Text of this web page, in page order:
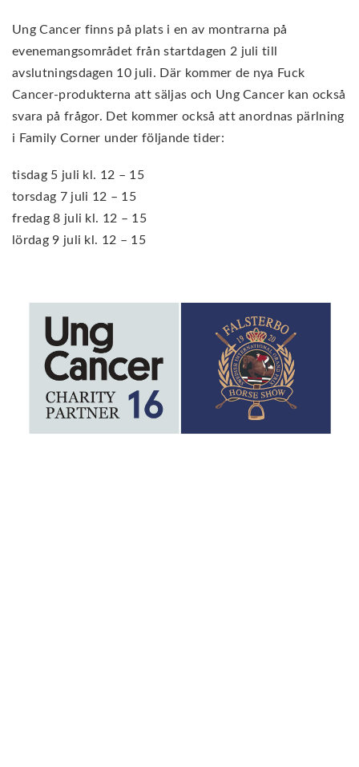
Ung Cancer finns på plats i en av montrarna på
evenemangsområdet från startdagen 2 juli till
avslutningsdagen 10 juli. Där kommer de nya Fuck
Cancer-produkterna att säljas och Ung Cancer kan också
svara på frågor. Det kommer också att anordnas pärlning
i Family Corner under följande tider:
tisdag 5 juli kl. 12 – 15
torsdag 7 juli 12 – 15
fredag 8 juli kl. 12 – 15
lördag 9 juli kl. 12 – 15